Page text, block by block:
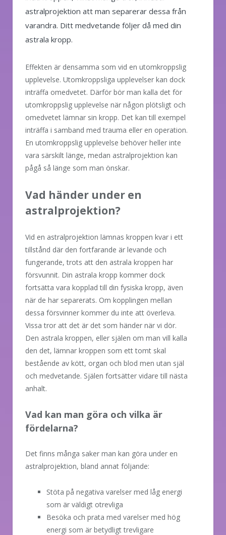
astralprojektion att man separerar dessa från
varandra. Ditt medvetande följer då med din
astrala kropp.
Effekten är densamma som vid en utomkroppslig
upplevelse. Utomkroppsliga upplevelser kan dock
inträffa omedvetet. Därför bör man kalla det för
utomkroppslig upplevelse när någon plötsligt och
omedvetet lämnar sin kropp. Det kan till exempel
inträffa i samband med trauma eller en operation.
En utomkroppslig upplevelse behöver heller inte
vara särskilt länge, medan astralprojektion kan
pågå så länge som man önskar.
Vad händer under en
astralprojektion?
Vid en astralprojektion lämnas kroppen kvar i ett
tillstånd där den fortfarande är levande och
fungerande, trots att den astrala kroppen har
försvunnit. Din astrala kropp kommer dock
fortsätta vara kopplad till din fysiska kropp, även
när de har separerats. Om kopplingen mellan
dessa försvinner kommer du inte att överleva.
Vissa tror att det är det som händer när vi dör.
Den astrala kroppen, eller själen om man vill kalla
den det, lämnar kroppen som ett tomt skal
bestående av kött, organ och blod men utan själ
och medvetande. Själen fortsätter vidare till nästa
anhalt.
Vad kan man göra och vilka är
fördelarna?
Det finns många saker man kan göra under en
astralprojektion, bland annat följande:
Stöta på negativa varelser med låg energi
som är väldigt otrevliga
Besöka och prata med varelser med hög
energi som är betydligt trevligare